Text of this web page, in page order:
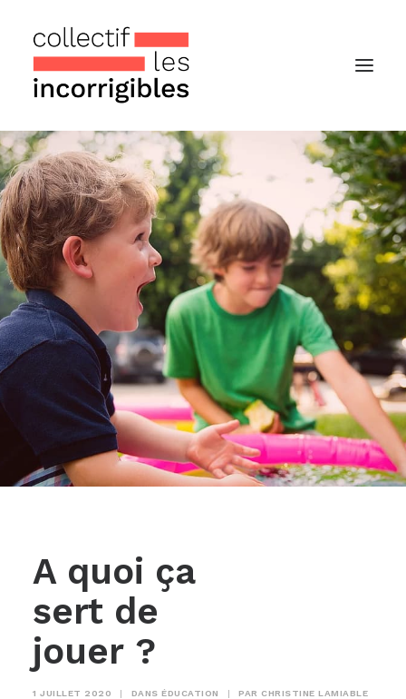
Accueil
Le collectif
Nos actualités
Notre « Incolettre » mensuelle
Recherche
A quoi ça
sert de
jouer ?
1 JUILLET 2020 | DANS ÉDUCATION | PAR CHRISTINE LAMIABLE